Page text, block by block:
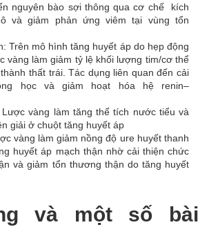
nguyên bào sợi thông qua cơ chế kích
và giảm phản ứng viêm tại vùng tổn
Trên mô hình tăng huyết áp do hẹp động
vàng làm giảm tỷ lệ khối lượng tim/cơ thể
thất trái. Tác dụng liên quan đến cải
học và giảm hoạt hóa hệ renin–
vàng làm tăng thể tích nước tiểu và
giải ở chuột tăng huyết áp
vàng làm giảm nồng độ ure huyết thanh
huyết áp mạch thận nhờ cải thiện chức
và giảm tổn thương thận do tăng huyết
và một số bài